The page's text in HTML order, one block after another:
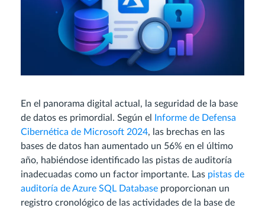
En el panorama digital actual, la seguridad de la base
de datos es primordial. Según el
Informe de Defensa
Cibernética de Microsoft 2024, las brechas en las
bases de datos han aumentado un 56% en el último
año, habiéndose identificado las pistas de auditoría
inadecuadas como un factor importante. Las pistas de
auditoría de Azure SQL Database proporcionan un
registro cronológico de las actividades de la base de